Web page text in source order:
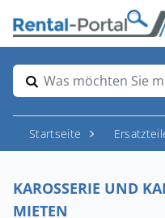
Was möchten Sie
Startseite
KAROSSERIE UND
MIETEN